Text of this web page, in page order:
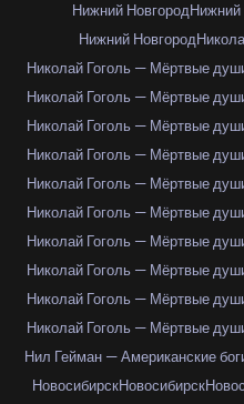
Нижний НовгородНижний
Нижний Новгород
Николай Гоголь — Мёртвые
Николай Гоголь — Мёртвые
Николай Гоголь — Мёртвые
Николай Гоголь — Мёртвые
Николай Гоголь — Мёртвые
Николай Гоголь — Мёртвые
Николай Гоголь — Мёртвые
Николай Гоголь — Мёртвые
Николай Гоголь — Мёртвые
Николай Гоголь — Мёртвые
Нил Гейман — Американские
НовосибирскНовосибирск